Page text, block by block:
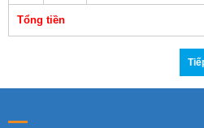
Tổng tiền